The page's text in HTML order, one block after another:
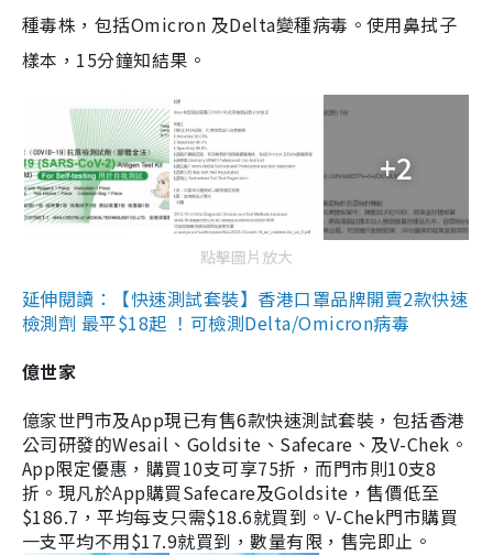
種毒株，包括Omicron 及Delta變種病毒。使用鼻拭子
樣本，15分鐘知結果。
+2
點擊圖片放大
延伸閱讀：【快速測試套裝】香港口罩品牌開賣2款快速
檢測劑 最平$18起 ！可檢測Delta/Omicron病毒
億世家
億家世門市及App現已有售6款快速測試套裝，包括香港
公司研發的Wesail、Goldsite、Safecare、及V-Chek。
App限定優惠，購買10支可享75折，而門市則10支8
折。現凡於App購買Safecare及Goldsite，售價低至
$186.7，平均每支只需$18.6就買到。V-Chek門市購買
一支平均不用$17.9就買到，數量有限，售完即止。